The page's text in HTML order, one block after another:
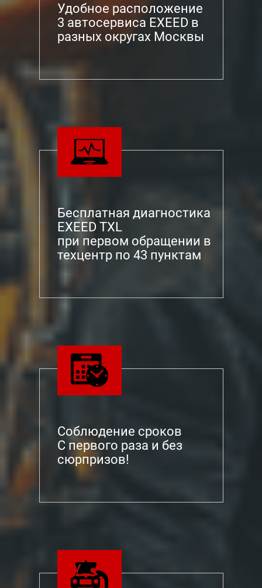
Удобное расположение
3 автосервиса EXEED в
разных округах Москвы
Бесплатная диагностика
EXEED TXL
при первом обращении в
техцентр по 43 пунктам
Соблюдение сроков
С первого раза и без
сюрпризов!